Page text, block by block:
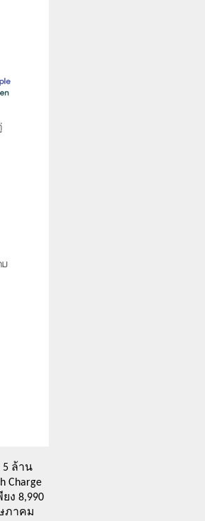
5 ล้าน
Charge
ง 8,990
ภาคม